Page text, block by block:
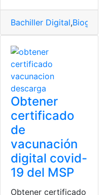
Inscripciones,Ministerio de
Bachiller Digital,
Obtener
certificado
de
vacunación
digital covid-
19 del MSP
Obtener certificado